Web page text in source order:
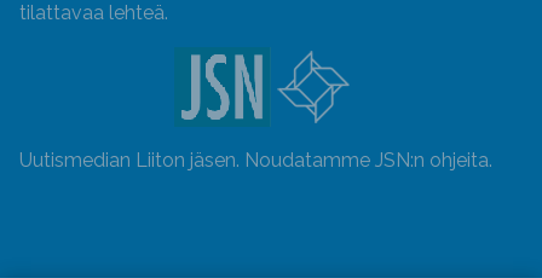
tilattavaa lehteä.
Uutismedian Liiton jäsen. Noudatamme JSN:n ohjeita.